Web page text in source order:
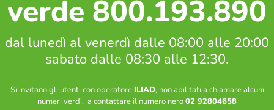
Porta a Porta – Altri comuni
Piattaforma Ecologica di Montebellino
Calendario utenze non domestiche – Centro storico e
Borgo Ticino
Soste, parcheggi e bicinstazione
Zone a sosta regolamentata
verde 800.193.890
dal lunedì al venerdì dalle 08:00 alle 20:00
sabato dalle 08:30 alle 12:30.
Si invitano gli utenti con operatore ILIAD, non abilitati a chiamare alcuni
numeri verdi, a contattare il numero nero02 92804658